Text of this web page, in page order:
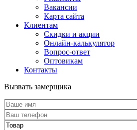
Вакансии
Карта сайта
Клиентам
Скидки и акции
Онлайн-калькулятор
Вопрос-ответ
Оптовикам
Контакты
Вызвать замерщика